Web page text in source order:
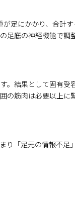
足にかかり、合計す
足底の神経機能で調
結果として固有受
の筋肉は必要以上に
り「足元の情報不足